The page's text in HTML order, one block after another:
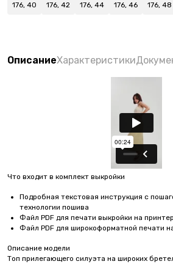
176, 40 176, 42 176, 44 176, 46 176, 48
ОписаниеХарактеристики
Что входит в комплект выкройки
Подробная текстовая инструкция с
технологии пошива
Файл PDF для печати выкройки на
Файл PDF для широкоформатной печати
Описание модели
Топ прилегающего силуэта на широких